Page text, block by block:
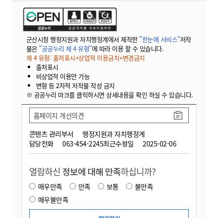
군산시청 행정지원과 자치행정계에서 제작한 "한눈에 서비스"저작
물은 "공공누리 제 4 유형"에 따라 이용 할 수 있습니다.
제 4 유형: 출처표시+상업적 이용금지+변경금지
출처표시
비상업적 이용만 가능
변형 등 2차적 저작물 작성 금지
※ 공공누리 마크를 클릭하시면 상세내용을 확인 하실 수 있습니다.
콘텐츠 관리부서
행정지원과 자치행정계
담당전화
063-454-2245최근수정일 2025-02-06
홈페이지 개선의견
열람하신 정보에 대해 만족하십니까?
매우만족 만족 보통
불만족
매우불만족